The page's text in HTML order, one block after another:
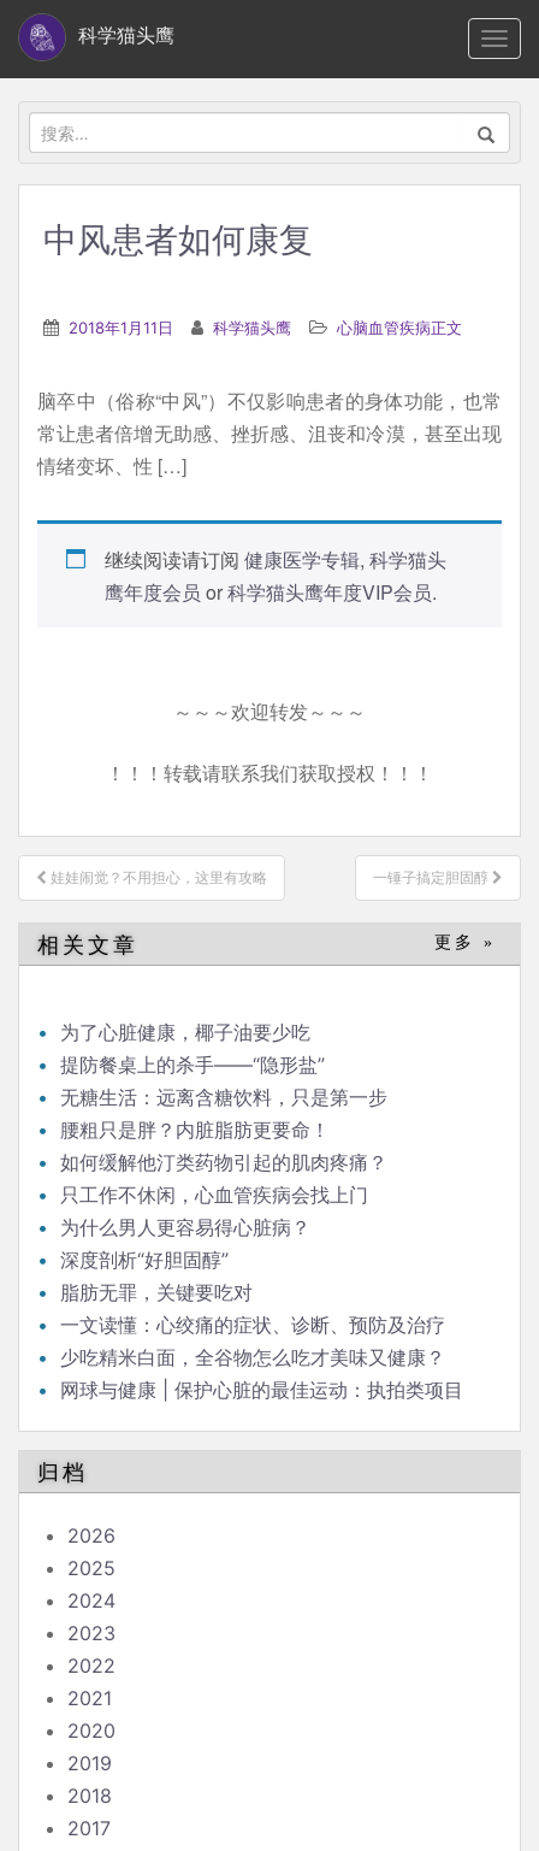
i
科学猫头鹰
搜
索：
中风患者如何康复
2018年1月11日 科学猫头鹰 心脑血管疾病正文
脑卒中（俗称“中风”）不仅影响患者的身体功能，也常
常让患者倍增无助感、挫折感、沮丧和冷漠，甚至出现
情绪变坏、性 […]
继续阅读请订阅 健康医学专辑, 科学猫头
鹰年度会员 or科学猫头鹰年度VIP会员.
～～～欢迎转发～～～
！！！转载请联系我们获取授权！！！
文
章
导
航
娃娃闹觉？不用担心，这里有攻略 一锤子搞定胆固醇
相关文章 更多 »
为了心脏健康，椰子油要少吃
提防餐桌上的杀手——“隐形盐”
无糖生活：远离含糖饮料，只是第一步
腰粗只是胖？内脏脂肪更要命！
如何缓解他汀类药物引起的肌肉疼痛？
只工作不休闲，心血管疾病会找上门
为什么男人更容易得心脏病？
深度剖析“好胆固醇”
脂肪无罪，关键要吃对
一文读懂：心绞痛的症状、诊断、预防及治疗
少吃精米白面，全谷物怎么吃才美味又健康？
网球与健康 | 保护心脏的最佳运动：执拍类项目
归档
2026
2025
2024
2023
2022
2021
2020
2019
2018
2017